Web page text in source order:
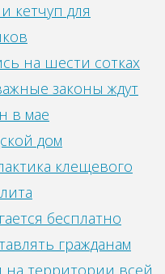
кетчуп для
на шести сотках
законы ждут
в мае
дом
клещевого
бесплатно
гражданам
на территории всей